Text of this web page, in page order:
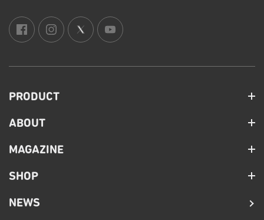
PRODUCT
ABOUT
MAGAZINE
SHOP
NEWS